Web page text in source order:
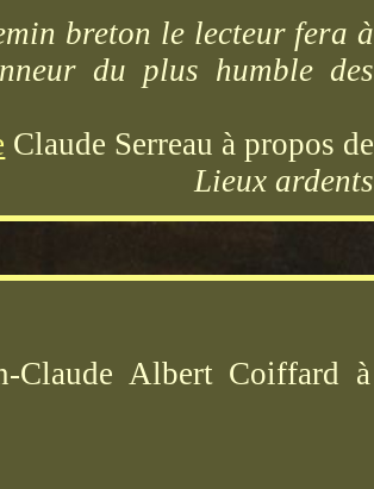
breton le lecteur fera à
du plus humble des
Claude Serreau à propos de
Lieux ardents
Claude Albert Coiffard à